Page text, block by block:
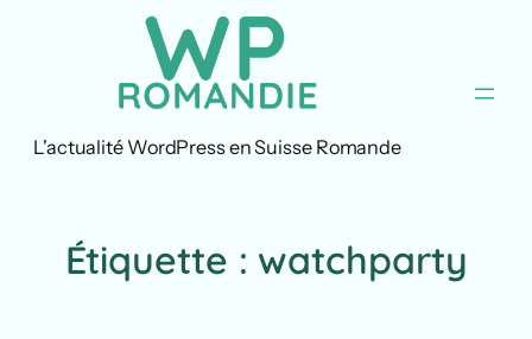
L'actualité WordPress en Suisse Romande
Étiquette : watchparty